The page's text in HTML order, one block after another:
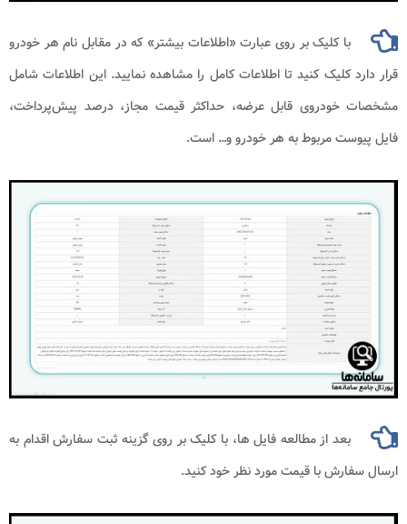
با کلیک بر روی عبارت «اطلاعات بیشتر» که در مقابل نام هر خودرو
قرار دارد کلیک کنید تا اطلاعات کامل را مشاهده نمایید. این اطلاعات شامل
مشخصات خودروی قابل عرضه، حداکثر قیمت مجاز، درصد پیش‌پرداخت،
فایل پیوست مربوط به هر خودرو و… است.
بعد از مطالعه فایل‌ ها، با کلیک بر روی گزینه ثبت سفارش اقدام به
ارسال سفارش با قیمت مورد نظر خود کنید.